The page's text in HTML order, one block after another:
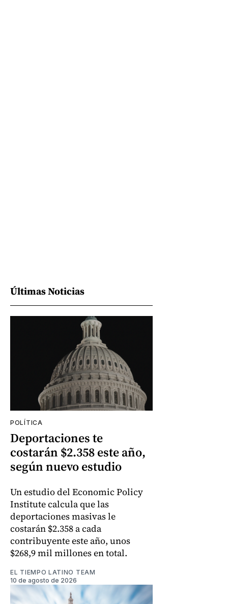
Últimas Noticias
POLÍTICA
Deportaciones te
costarán $2.358 este año,
según nuevo estudio
Un estudio del Economic Policy
Institute calcula que las
deportaciones masivas le
costarán $2.358 a cada
contribuyente este año, unos
$268,9 mil millones en total.
EL TIEMPO LATINO TEAM
10 de agosto de 2026